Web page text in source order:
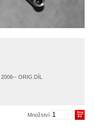
ORIG.DÍL
Množství